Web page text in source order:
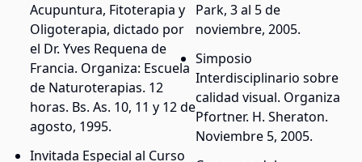
Acupuntura, Fitoterapia y
Oligoterapia, dictado por
el Dr. Yves Requena de
Francia. Organiza: Escuela
de Naturoterapias. 12
horas. Bs. As. 10, 11 y 12 de
agosto, 1995.
Invitada Especial al Curso
Park, 3 al 5 de
noviembre, 2005.
Simposio
Interdisciplinario sobre
calidad visual. Organiza
Pfortner. H. Sheraton.
Noviembre 5, 2005.